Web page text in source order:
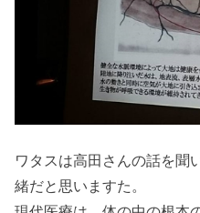
ワタスは高田さんの話を聞
緒だと思いますた。